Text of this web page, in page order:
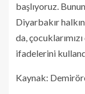
başlıyoruz.
Diyarbakır
da,
ifadelerini
Kaynak: